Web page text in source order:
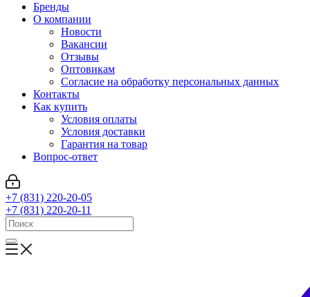
Бренды
О компании
Новости
Вакансии
Отзывы
Оптовикам
Cогласие на обработку персональных данных
Контакты
Как купить
Условия оплаты
Условия доставки
Гарантия на товар
Вопрос-ответ
+7 (831) 220-20-05
+7 (831) 220-20-11